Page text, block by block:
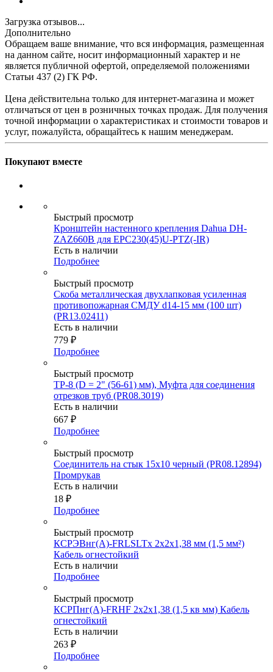
Загрузка отзывов...
Дополнительно
Обращаем ваше внимание, что вся информация, размещенная
на данном сайте, носит информационный характер и не
является публичной офертой, определяемой положениями
Статьи 437 (2) ГК РФ.
Цена действительна только для интернет-магазина и может
отличаться от цен в розничных точках продаж. Для получения
точной информации о характеристиках и стоимости товаров и
услуг, пожалуйста, обращайтесь к нашим менеджерам.
Покупают вместе
Быстрый просмотр
Кронштейн настенного крепления Dahua DH-
ZAZ660B для EPC230(45)U-PTZ(-IR)
Есть в наличии
Подробнее
Быстрый просмотр
Скоба металлическая двухлапковая усиленная
противопожарная СМДУ d14-15 мм (100 шт)
(PR13.02411)
Есть в наличии
779 ₽
Подробнее
Быстрый просмотр
ТР-8 (D = 2" (56-61) мм), Муфта для соединения
отрезков труб (PR08.3019)
Есть в наличии
667 ₽
Подробнее
Быстрый просмотр
Соединитель на стык 15х10 черный (PR08.12894)
Промрукав
Есть в наличии
18 ₽
Подробнее
Быстрый просмотр
КСРЭВнг(А)-FRLSLTx 2х2х1,38 мм (1,5 мм²)
Кабель огнестойкий
Есть в наличии
Подробнее
Быстрый просмотр
КСРПнг(А)-FRHF 2х2х1,38 (1,5 кв мм) Кабель
огнестойкий
Есть в наличии
263 ₽
Подробнее